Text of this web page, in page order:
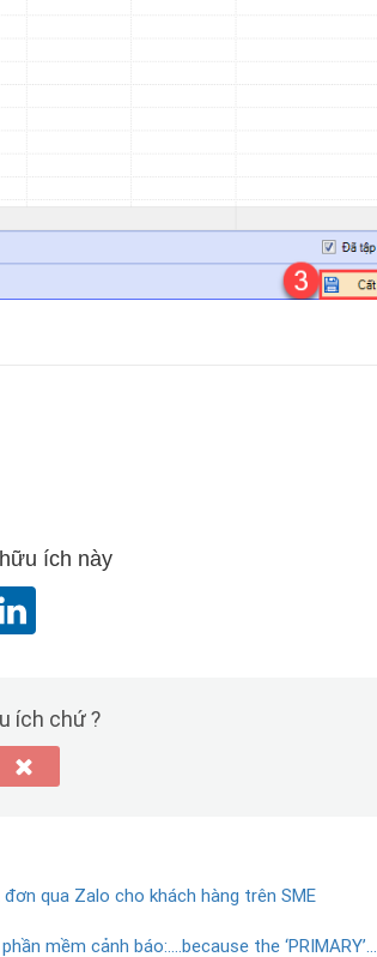
ích này
ích chứ ?
qua Zalo cho khách hàng trên SME
mềm cảnh báo:….because the ‘PRIMARY’…